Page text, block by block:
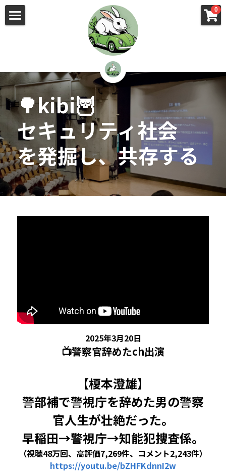
0
🌳株式会社 kibi🦉（トップ）
📰kibi log（ブログ）
🏢会社概要・プライバシーポリシー・プロフィ
ール・実績
🏢Your Team（会社概要）
㊙️Privacy Policy（プライバシーポリシー）
📸Who am I?（プロフィール）
🔍insight（実績）
📚元刑事が見た発達障害
🕵️‍♂️元刑事の「説得しない」交渉術
🏙️社員が防ぐ不正と犯罪
🏥限界ギリギリの発達障害事件解説
📮ASK（無料読者登録 or 無料お問い合わせ）
📚100冊の「本は飲み物」
📚 100冊の「本は飲み物」index
2 発達障害・精神疾患・ケア 29冊
3 身体知・非言語・情動 13冊
4 創作・芸術・神秘 30冊
5 教育・マネジメント・学修 20冊
ログイン/登録
日本語
日本語
🌳kibi🦉
セキュリティ社会
を発掘し、共存する
2025年3月20日
📺警察官辞めたch出演
【榎本澄雄】
警部補で警視庁を辞めた男の警察
官人生が壮絶だった。
早稲田→警視庁→知能犯捜査係。
（視聴48万回、高評価7,269件、コメント2,243件）
https://youtu.be/bZHFKdnnI2w
×
ストアカテゴリー
すべてのカテゴリー
×
ブログカテゴリー